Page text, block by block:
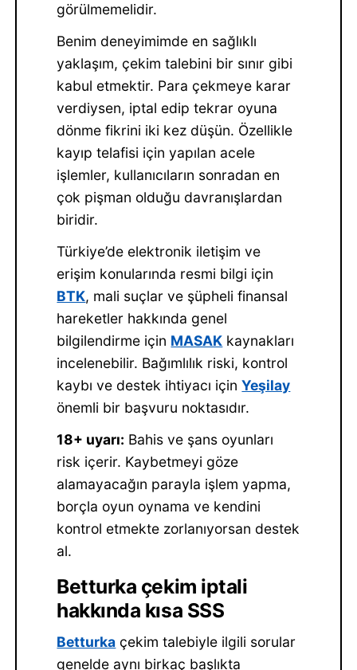
görülmemelidir.
Benim deneyimimde en sağlıklı
yaklaşım, çekim talebini bir sınır gibi
kabul etmektir. Para çekmeye karar
verdiysen, iptal edip tekrar oyuna
dönme fikrini iki kez düşün. Özellikle
kayıp telafisi için yapılan acele
işlemler, kullanıcıların sonradan en
çok pişman olduğu davranışlardan
biridir.
Türkiye’de elektronik iletişim ve
erişim konularında resmi bilgi için
BTK, mali suçlar ve şüpheli finansal
hareketler hakkında genel
bilgilendirme için MASAK kaynakları
incelenebilir. Bağımlılık riski, kontrol
kaybı ve destek ihtiyacı içinYeşilay
önemli bir başvuru noktasıdır.
18+ uyarı: Bahis ve şans oyunları
risk içerir. Kaybetmeyi göze
alamayacağın parayla işlem yapma,
borçla oyun oynama ve kendini
kontrol etmekte zorlanıyorsan destek
al.
Betturka çekim iptali
hakkında kısa SSS
Betturka çekim talebiyle ilgili sorular
genelde aynı birkaç başlıkta